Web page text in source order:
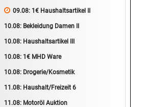
 09.08: 1€ Haushaltsartikel II
10.08: Bekleidung Damen II
10.08: Haushaltsartikel III
10.08: 1€ MHD Ware
10.08: Drogerie/Kosmetik
11.08: Haushalt/Freizeit 6
11.08: Motoröl Auktion